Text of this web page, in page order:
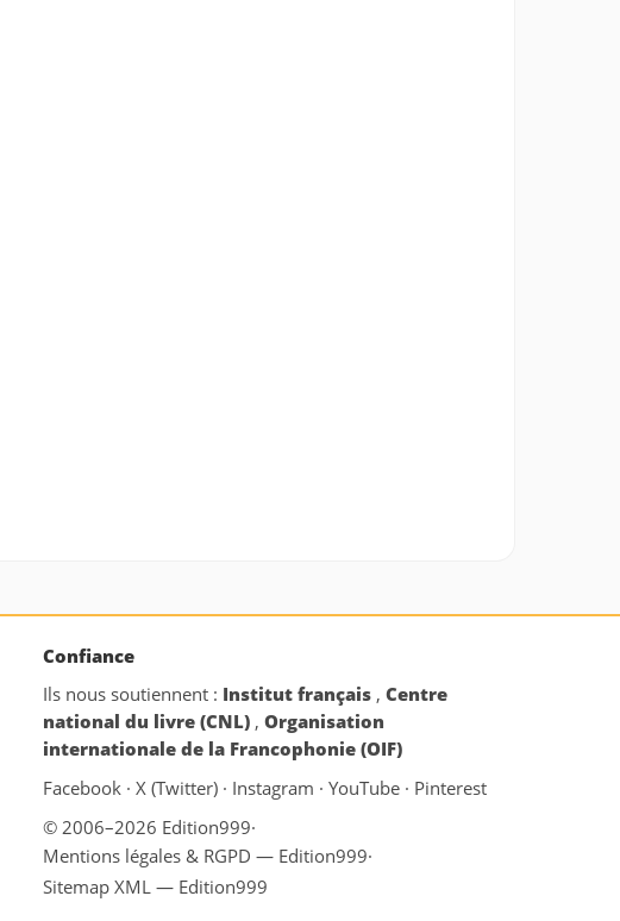
Confiance
Ils nous soutiennent : Institut français ,Centre
national du livre (CNL) ,Organisation
internationale de la Francophonie (OIF)
Facebook · X (Twitter) · Instagram · YouTube · Pinterest
© 2006–2026 Edition999·
Mentions légales & RGPD — Edition999·
Sitemap XML — Edition999